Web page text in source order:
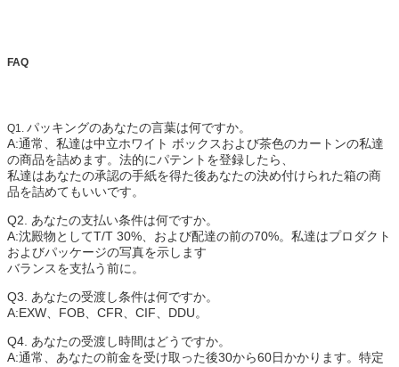
FAQ
Q1. パッキングのあなたの言葉は何ですか。
A:通常、私達は中立ホワイト ボックスおよび茶色のカートンの私達
の商品を詰めます。法的にパテントを登録したら、
私達はあなたの承認の手紙を得た後あなたの決め付けられた箱の商
品を詰めてもいいです。
Q2. あなたの支払い条件は何ですか。
A:沈殿物としてT/T 30%、および配達の前の70%。私達はプロダクト
およびパッケージの写真を示します
バランスを支払う前に。
Q3. あなたの受渡し条件は何ですか。
A:EXW、FOB、CFR、CIF、DDU。
Q4. あなたの受渡し時間はどうですか。
A:通常、あなたの前金を受け取った後30から60日かかります。特定